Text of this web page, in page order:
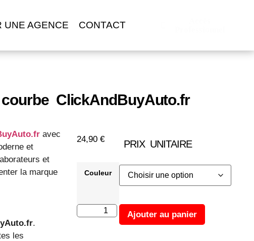
UNE AGENCE CONTACT
ClickAndBuyAuto.fr
avec
et
et
la marque
.
les
24,90 € PRIX UNITAIRE
Couleur
Ajouter au panier